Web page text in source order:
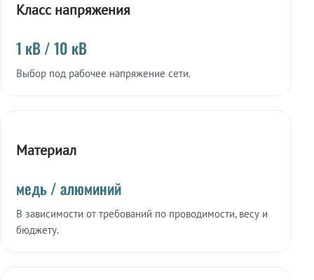
Класс напряжения
1 кВ / 10 кВ
Выбор под рабочее напряжение сети.
Материал
медь / алюминий
В зависимости от требований по проводимости, весу и
бюджету.